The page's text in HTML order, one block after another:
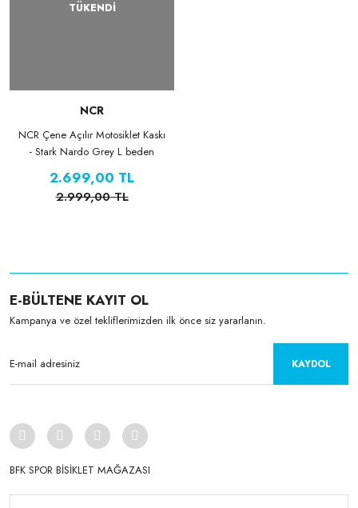
TÜKENDİ
NCR
NCR Çene Açılır Motosiklet Kaskı
- Stark Nardo Grey L beden
2.699,00 TL
2.999,00 TL
E-BÜLTENE KAYIT OL
Kampanya ve özel tekliflerimizden ilk önce siz yararlanın.
KAYDOL
BFK SPOR BİSİKLET MAĞAZASI